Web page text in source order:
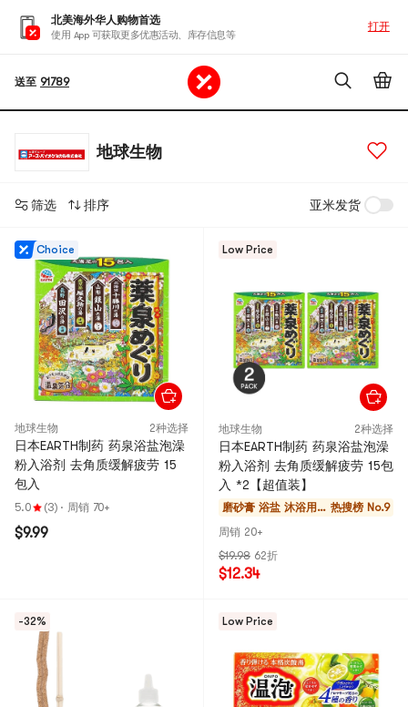
北美海外华人购物首选
使用 App 可获取更多优惠活动、库存信息等
打开
送至 91789
地球生物
筛选 排序 亚米发货
Choice
地球生物 2种选择
日本EARTH制药 药泉浴盐泡澡
粉入浴剂 去角质缓解疲劳 15
包入
5.0 (3) · 周销 70+
$9.99
Low Price
地球生物 2种选择
日本EARTH制药 药泉浴盐泡澡
粉入浴剂 去角质缓解疲劳 15包
入 *2【超值装】
磨砂膏 浴盐 沐浴用
品
热搜榜 No.9
周销 20+
$19.98 62折
$12.34
-32% Low Price